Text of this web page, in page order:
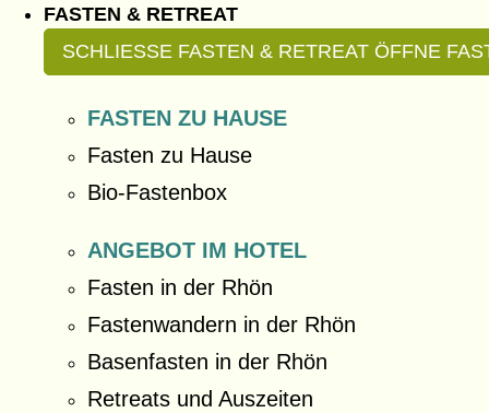
FASTEN & RETREAT
SCHLIESSE FASTEN & RETREAT
ÖFFNE
FASTEN ZU HAUSE
Fasten zu Hause
Bio-Fastenbox
ANGEBOT IM HOTEL
Fasten in der Rhön
Fastenwandern in der Rhön
Basenfasten in der Rhön
Retreats und Auszeiten